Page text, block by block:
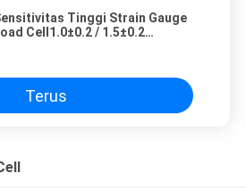
Tinggi Strain Gauge
Cell1.0±0.2 / 1.5±0.2
Terus